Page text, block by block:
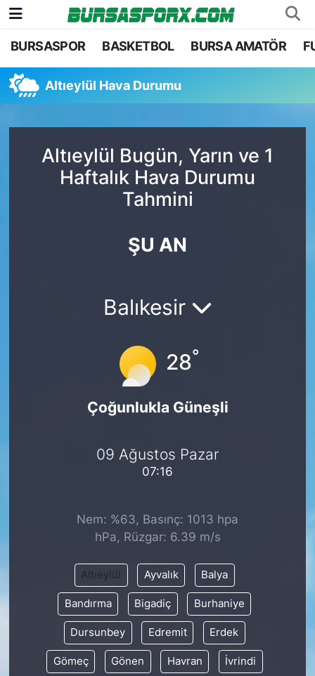
BURSASPOR BASKETBOL BURSA AMATÖR
Altıeylül Hava Durumu
Altıeylül Bugün, Yarın ve 1
Haftalık Hava Durumu
Tahmini
ŞU AN
Balıkesir
28°
Çoğunlukla Güneşli
09 Ağustos Pazar
07:16
Nem: %63, Basınç: 1013 hpa
hPa, Rüzgar: 6.39 m/s
Altıeylül Ayvalık Balya
Bandırma Bigadiç Burhaniye
Dursunbey Edremit Erdek
Gömeç Gönen Havran İvrindi
Bursaspor
Futbol
Basketbol
Bursa Amatör
Bursa Nöbetçi Eczaneler
Bursa Hava Durumu
Bursa Namaz Vakitleri
Bursa Trafik Yoğunluk Haritası
TFF 1.Lig Puan Durumu ve Fikstür
Haber Arşivi